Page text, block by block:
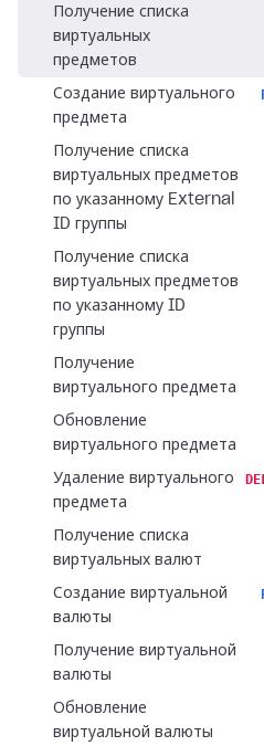
Получение списка
виртуальных
предметов
Создание виртуального
предмета
Получение списка
виртуальных предметов
по указанному External
ID группы
Получение списка
виртуальных предметов
по указанному ID
группы
Получение
виртуального предмета
Обновление
виртуального предмета
Удаление виртуального
предмета
Получение списка
виртуальных валют
Создание виртуальной
валюты
Получение виртуальной
валюты
Обновление
виртуальной валюты